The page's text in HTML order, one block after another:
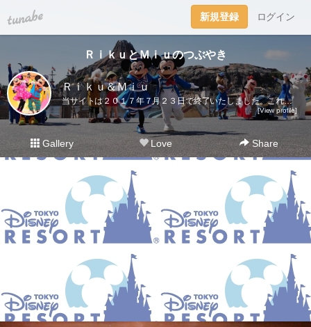
tuna.be 新規登録 ログイン
ＲｉｋｕとＭｉｕのつぶやき
Ｒｉｋｕ＆Ｍｉｕ
当サイトは２０１７年７月２３日で終了いたしました。これまでご愛読いただき、ありがとうございました。ディズニー大好き夫婦のＲｉｋｕ＆Ｍｉｕです。日々の他愛も無いことを呟きます。＜管理人＞Ｒｉｋｕ（夫）→妻の影響でディズニー好きになったにわかファンＭｉｕ（妻）→子供の頃から根っからのディズニー好きＤｉｓｎｅｙ Ｄｒｅａｍｓhttp://waltdisneymagic.blog135.fc2.com/２０１２年３月までＲｉｋｕ＆Ｍｉｕが運営していたディズニーブログです。
[View profile]
Gallery Love Share